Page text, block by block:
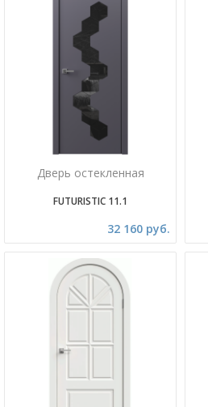
Дверь остекленная
FUTURISTIC 11.1
32 160 руб.